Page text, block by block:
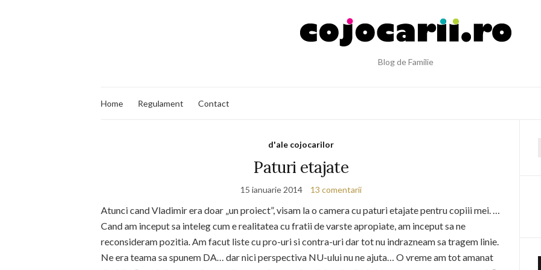
Blog de Familie
Home Regulament Contact
d'ale cojocarilor
Paturi etajate
15 ianuarie 2014 13 comentarii
Atunci cand Vladimir era doar „un proiect”, visam la o camera cu paturi etajate pentru copiii mei. …
Cand am inceput sa inteleg cum e realitatea cu fratii de varste apropiate, am inceput sa ne
reconsideram pozitia. Am facut liste cu pro-uri si contra-uri dar tot nu indrazneam sa tragem linie.
Ne era teama sa spunem DA… dar nici perspectiva NU-ului nu ne ajuta… O vreme am tot amanat